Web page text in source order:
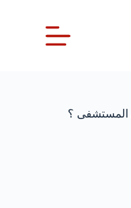
المستشفى ؟